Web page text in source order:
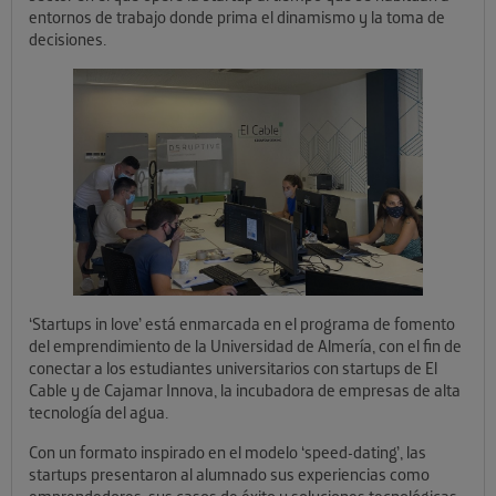
entornos de trabajo donde prima el dinamismo y la toma de
decisiones.
‘Startups in love’ está enmarcada en el programa de fomento
del emprendimiento de la Universidad de Almería, con el fin de
conectar a los estudiantes universitarios con startups de El
Cable y de Cajamar Innova, la incubadora de empresas de alta
tecnología del agua.
Con un formato inspirado en el modelo ‘speed-dating’, las
startups presentaron al alumnado sus experiencias como